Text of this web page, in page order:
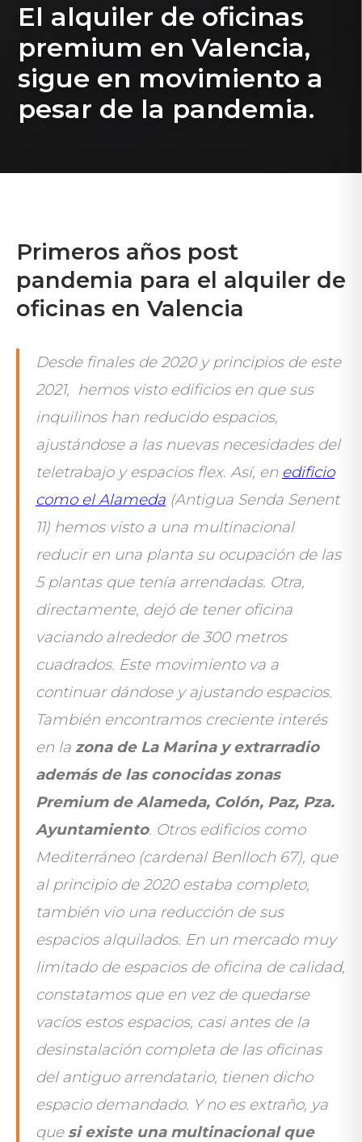
El alquiler de oficinas
premium en Valencia,
sigue en movimiento a
pesar de la pandemia.
Primeros años post
pandemia para el alquiler de
oficinas en Valencia
Desde finales de 2020 y principios de este
2021, hemos visto edificios en que sus
inquilinos han reducido espacios,
ajustándose a las nuevas necesidades del
teletrabajo y espacios flex. Así, en edificio
como el Alameda (Antigua Senda Senent
11) hemos visto a una multinacional
reducir en una planta su ocupación de las
5 plantas que tenía arrendadas. Otra,
directamente, dejó de tener oficina
vaciando alrededor de 300 metros
cuadrados. Este movimiento va a
continuar dándose y ajustando espacios.
También encontramos creciente interés
en la zona de La Marina y extrarradio
además de las conocidas zonas
Premium de Alameda, Colón, Paz, Pza.
Ayuntamiento. Otros edificios como
Mediterráneo (cardenal Benlloch 67), que
al principio de 2020 estaba completo,
también vio una reducción de sus
espacios alquilados. En un mercado muy
limitado de espacios de oficina de calidad,
constatamos que en vez de quedarse
vacíos estos espacios, casi antes de la
desinstalación completa de las oficinas
del antiguo arrendatario, tienen dicho
espacio demandado. Y no es extraño, ya
que si existe una multinacional que